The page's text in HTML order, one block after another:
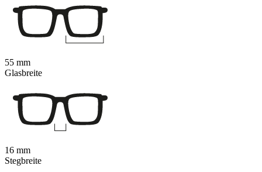
55 mm
Glasbreite
16 mm
Stegbreite